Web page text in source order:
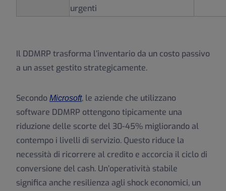
urgenti
Il DDMRP trasforma l’inventario da un costo passivo
a un asset gestito strategicamente.
Secondo Microsoft, le aziende che utilizzano
software DDMRP ottengono tipicamente una
riduzione delle scorte del 30-45% migliorando al
contempo i livelli di servizio. Questo riduce la
necessità di ricorrere al credito e accorcia il ciclo di
conversione del cash. Un’operatività stabile
significa anche resilienza agli shock economici, un